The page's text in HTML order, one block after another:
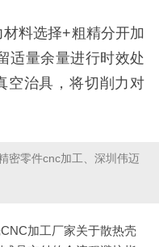
料选择+粗精分开加
适量余量进行时效处
空治具，将切削力对
密零件cnc加工、深圳伟迈
加工厂家关于散热壳